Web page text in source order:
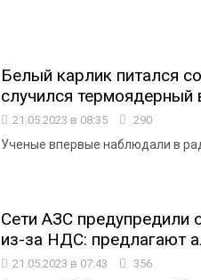
Белый карлик питался
случился термоядерный
21.05.2023 в 08:35 290
Ученые впервые наблюдали в
Сети АЗС предупредили
из-за НДС: предлагают
21.05.2023 в 07:43 356